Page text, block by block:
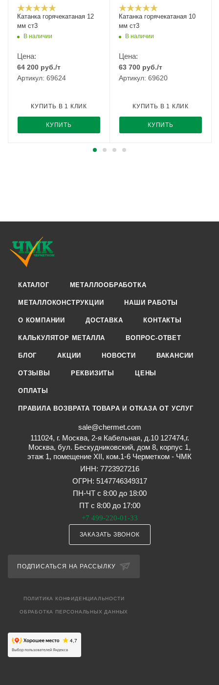
Катанка горячекатаная 12
мм ст3
В наличии
Цена:
64 200 руб./т
Артикул: 69624
КУПИТЬ
КУПИТЬ В 1 КЛИК
Катанка горячекатаная 10
мм ст3
В наличии
Цена:
63 700 руб./т
Артикул: 69620
КУПИТЬ
КУПИТЬ В 1 КЛИК
КАТАЛОГ МЕТАЛЛООБРАБОТКА
МЕТАЛЛОКОНСТРУКЦИИ НАШИ РАБОТЫ
О КОМПАНИИ ДОСТАВКА КОНТАКТЫ
КАЛЬКУЛЯТОР МЕТАЛЛА ВОПРОС-ОТВЕТ
БЛОГ АКЦИИ НОВОСТИ ВАКАНСИИ
ОТЗЫВЫ РЕКВИЗИТЫ ЦЕНЫ
ОПЛАТЫ
ПРАВИЛА ВОЗВРАТА ТОВАРА И ОТКАЗА ОТ УСЛУГ
sale@chermet.com
111024, г. Москва, 2-я Кабельная, д.10 127474,г.
Москва, бул. Бескудниковский, дом 8, корпус 1,
этаж 1, помещение XII, ком.1-6 Черметком - ЧМК
ИНН: 7723927216
ОГРН: 5147746349317
ПН-ЧТ с 8:00 до 18:00
ПТ с 8:00 до 17:00
+7 499-220-01-33
ЗАКАЗАТЬ ЗВОНОК
ПОДПИСАТЬСЯ НА РАССЫЛКУ
ПОЛИТИКА КОНФИДЕНЦИАЛЬНОСТИ
ОБРАБОТКА ПЕРСОНАЛЬНЫХ ДАННЫХ